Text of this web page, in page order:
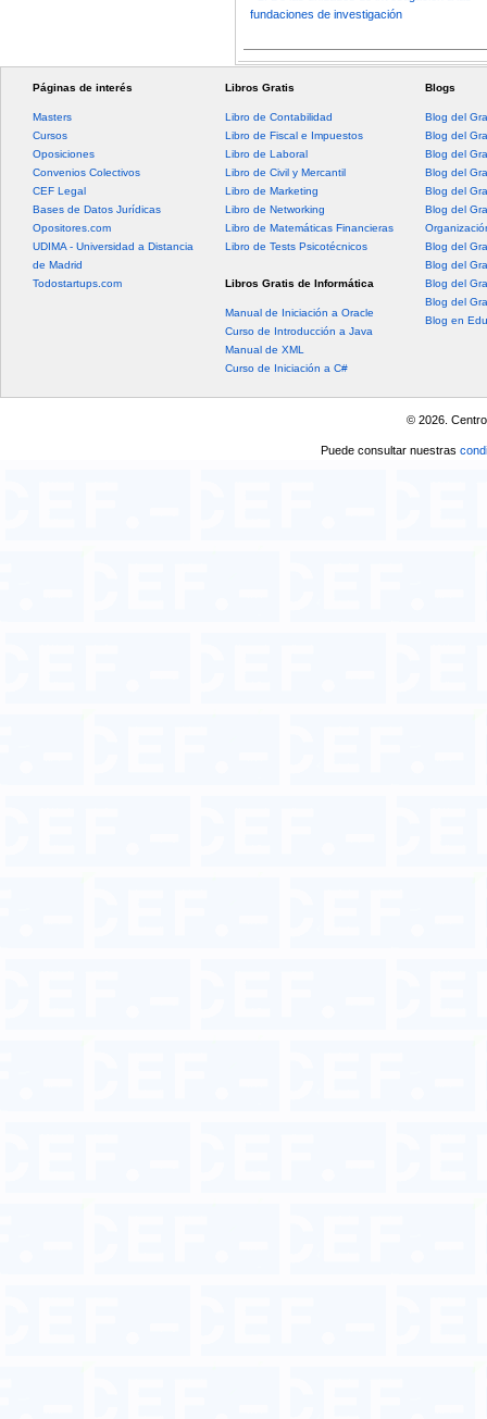
fundaciones de investigación
Páginas de interés
Masters
Cursos
Oposiciones
Convenios Colectivos
CEF Legal
Bases de Datos Jurídicas
Opositores.com
UDIMA - Universidad a Distancia
de Madrid
Todostartups.com
Libros Gratis
Libro de Contabilidad
Libro de Fiscal e Impuestos
Libro de Laboral
Libro de Civil y Mercantil
Libro de Marketing
Libro de Networking
Libro de Matemáticas Financieras
Libro de Tests Psicotécnicos
Libros Gratis de Informática
Manual de Iniciación a Oracle
Curso de Introducción a Java
Manual de XML
Curso de Iniciación a C#
Blogs
Blog del
Blog del
Blog del
Blog del
Blog del
Blog del
Blog del
Blog del
Blog del
Blog del
Blog en
© 2026.
Puede consultar nuestras